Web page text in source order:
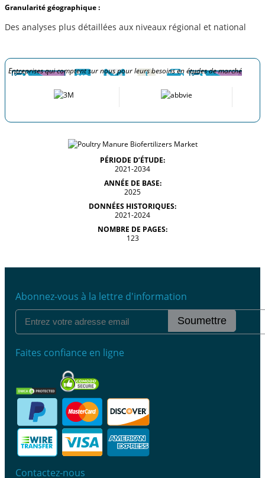
Granularité géographique :
Des analyses plus détaillées aux niveaux régional et national
Entreprises qui comptent sur nous pour leurs besoins en études de marché
PÉRIODE D’ÉTUDE:
2021-2034
ANNÉE DE BASE:
2025
DONNÉES HISTORIQUES:
2021-2024
NOMBRE DE PAGES:
123
Abonnez-vous à la lettre d'information
Soumettre
Faites confiance en ligne
Contactez-nous